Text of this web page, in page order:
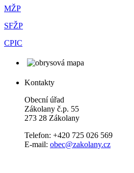
MŽP
SFŽP
CPIC
Kontakty
Obecní úřad
Zákolany č.p. 55
273 28 Zákolany
Telefon: +420 725 026 569
E-mail: obec@zakolany.cz